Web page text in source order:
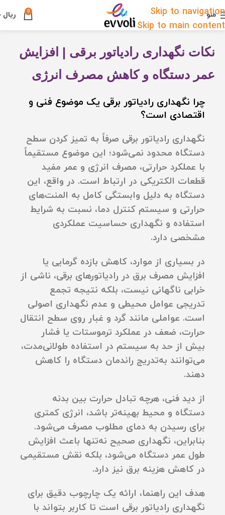
Skip to navigation
Skip to main content
منو 0 ریال
نکات نگهداری رادیاتور برقی | افزایش
عمر دستگاه و کاهش مصرف انرژی
چرا نگهداری رادیاتور برقی یک موضوع فنی و
اقتصادی است؟
نگهداری رادیاتور برقی صرفاً به تمیز کردن سطح
دستگاه محدود نمی‌شود؛ این موضوع مستقیماً
با عملکرد حرارتی، مصرف انرژی و عمر مفید
قطعات الکتریکی در ارتباط است. در واقع، این
دستگاه به دلیل وابستگی کامل به المنت‌های
حرارتی و سیستم کنترل دما، نسبت به شرایط
استفاده و نگهداری حساسیت عملکردی
مشخصی دارد.
در بسیاری از موارد، کاهش بازده گرمایی یا
افزایش مصرف برق در رادیاتورهای برقی، ناشی از
خرابی ناگهانی نیست، بلکه نتیجه تجمع
تدریجی عوامل محیطی و عدم نگهداری اصولی
است. عواملی مانند گرد و غبار روی سطح انتقال
حرارت، ضعف در عملکرد ترموستات یا فشار
بیش از حد به سیستم در استفاده طولانی‌مدت،
می‌توانند به‌تدریج راندمان دستگاه را کاهش
دهند.
از دید فنی، هرچه تبادل حرارت بین بدنه
دستگاه و محیط بهینه‌تر باشد، انرژی کمتری
برای رسیدن به دمای مطلوب مصرف می‌شود.
بنابراین، نگهداری صحیح نه‌تنها باعث افزایش
طول عمر دستگاه می‌شود، بلکه نقش مستقیمی
در کاهش هزینه برق نیز دارد.
هدف این راهنما، ارائه یک چارچوب دقیق برای
نگهداری رادیاتور برقی است تا کاربر بتواند با